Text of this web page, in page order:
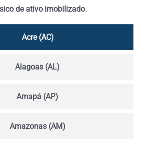
de ativo imobilizado.
Acre (AC)
Alagoas (AL)
Amapá (AP)
Amazonas (AM)